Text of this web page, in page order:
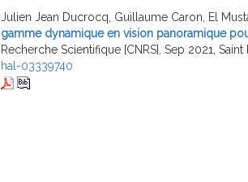
Julien Jean Ducrocq, Guillaume Caron, El
gamme dynamique en vision panoramique
Recherche Scientifique [CNRS], Sep 2021,
hal-03339740